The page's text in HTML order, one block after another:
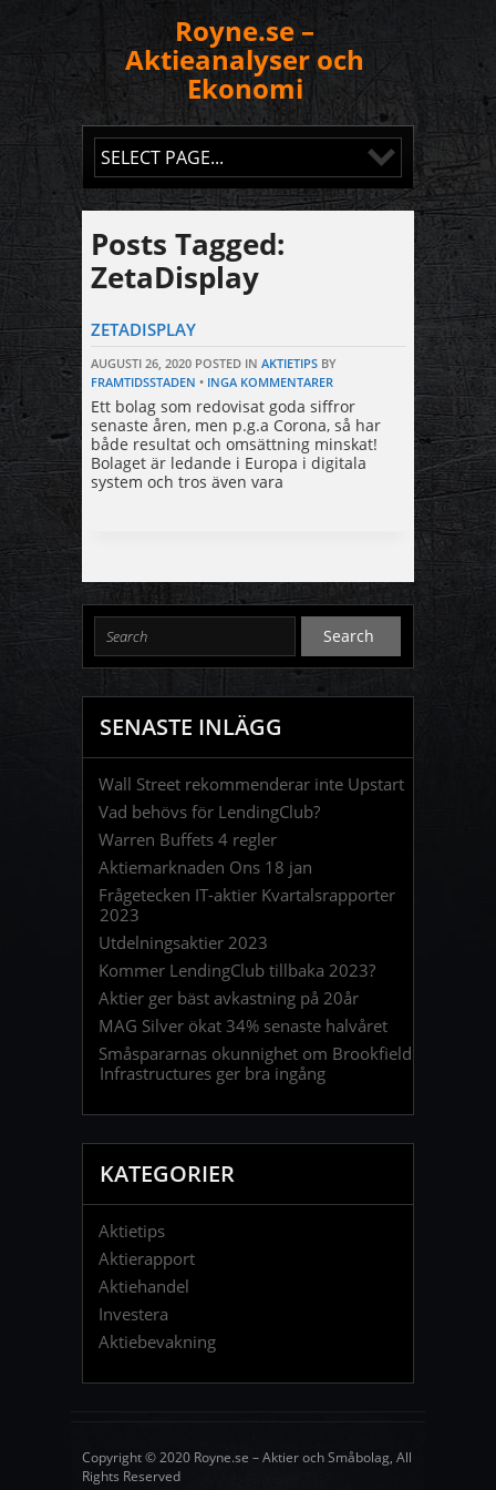
Royne.se –
Aktieanalyser och
Ekonomi
Posts Tagged:
ZetaDisplay
ZETADISPLAY
AUGUSTI 26, 2020POSTED IN AKTIETIPSBY
FRAMTIDSSTADEN • INGA KOMMENTARER
Ett bolag som redovisat goda siffror
senaste åren, men p.g.a Corona, så har
både resultat och omsättning minskat!
Bolaget är ledande i Europa i digitala
system och tros även vara
SENASTE INLÄGG
Wall Street rekommenderar inte Upstart
Vad behövs för LendingClub?
Warren Buffets 4 regler
Aktiemarknaden Ons 18 jan
Frågetecken IT-aktier Kvartalsrapporter
2023
Utdelningsaktier 2023
Kommer LendingClub tillbaka 2023?
Aktier ger bäst avkastning på 20år
MAG Silver ökat 34% senaste halvåret
Småspararnas okunnighet om Brookfield
Infrastructures ger bra ingång
KATEGORIER
Aktietips
Aktierapport
Aktiehandel
Investera
Aktiebevakning
Copyright © 2020 Royne.se – Aktier och Småbolag, All
Rights Reserved